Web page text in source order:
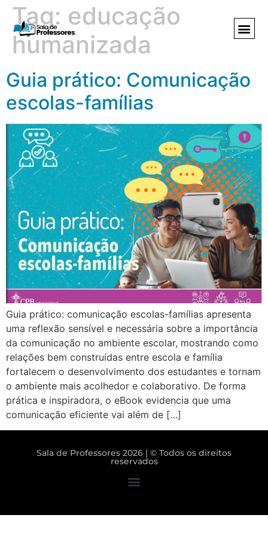
Tag: educação
humanizada
Guia prático: Comunicação
escolas-famílias
Guia prático: comunicação escolas-famílias apresenta
uma reflexão sensível e necessária sobre a importância
da comunicação no ambiente escolar, mostrando como
relações bem construídas entre escola e família
fortalecem o desenvolvimento dos estudantes e tornam
o ambiente mais acolhedor e colaborativo. De forma
prática e inspiradora, o eBook evidencia que uma
comunicação eficiente vai além de […]
Sala de Professores 2026 | © Todos os direitos
reservados